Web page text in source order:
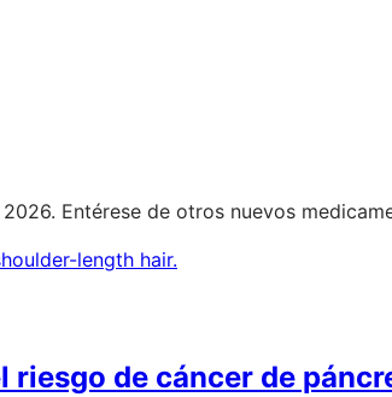
Entérese de otros nuevos
de cáncer de